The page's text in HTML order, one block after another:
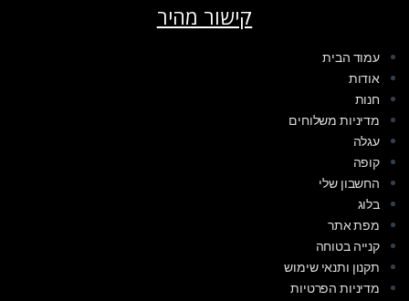
קישור מהיר
עמוד הבית
אודות
חנות
מדיניות משלוחים
עגלה
קופה
החשבון שלי
בלוג
מפת אתר
קנייה בטוחה
תקנון ותנאי שימוש
מדיניות הפרטיות